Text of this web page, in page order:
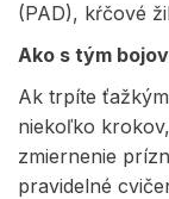
(PAD), kŕčové
Ako s tým
Ak trpíte
niekoľko
zmiernenie
pravidelné